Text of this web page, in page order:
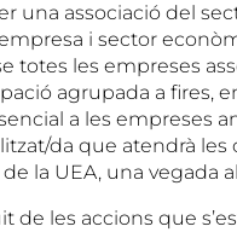
una associació del
i sector
totes les empreses
agrupada a fires,
a les empreses
da que atendrà
la UEA, una vegada
de les accions que